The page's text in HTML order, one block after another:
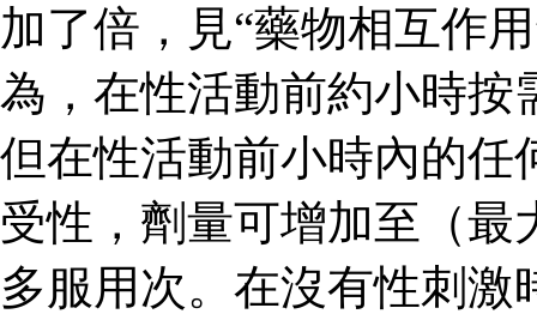
加了倍，見“藥物相互作
為，在性活動前約小時按
但在性活動前小時內的任
受性，劑量可增加至（
多服用次。在沒有性刺